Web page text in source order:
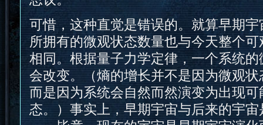
可惜，这种直觉是错误的。就算早期
所拥有的微观状态数量也与今天整个
相同。根据量子力学定律，一个系统
会改变。（熵的增长并不是因为微观
而是因为系统会自然而然演变为出现
态。）事实上，早期宇宙与后来的宇